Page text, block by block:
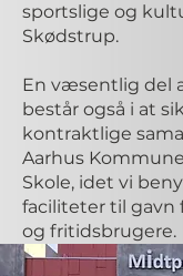
sportslige og
Skødstrup.
En væsentlig del
består også i at
kontraktlige
Aarhus
Skole, idet vi
faciliteter til gavn
og fritidsbrugere.